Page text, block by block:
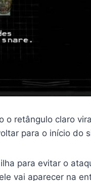
o retângulo claro
para o início do
para evitar o
vai aparecer na